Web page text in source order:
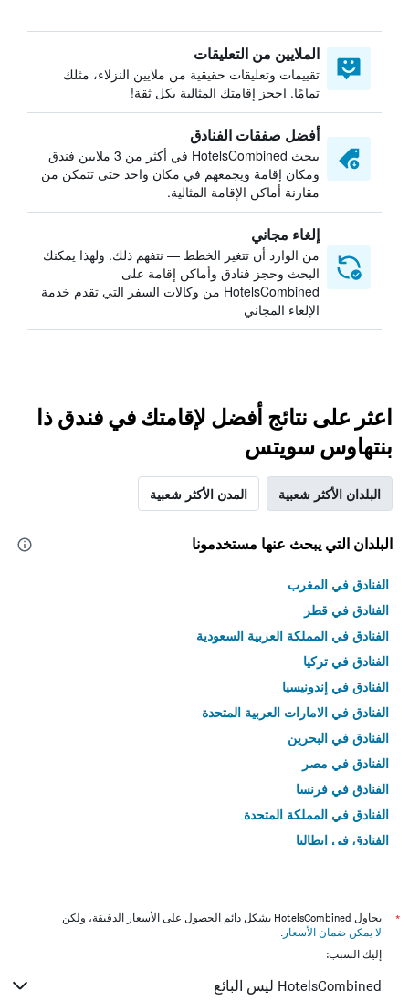
الملايين من التعليقات
تقييمات وتعليقات حقيقية من ملايين النزلاء، مثلك
تمامًا. احجز إقامتك المثالية بكل ثقة!
أفضل صفقات الفنادق
يبحث HotelsCombined في أكثر من 3 ملايين فندق
ومكان إقامة ويجمعهم في مكان واحد حتى تتمكن من
مقارنة أماكن الإقامة المثالية.
إلغاء مجاني
من الوارد أن تتغير الخطط — نتفهم ذلك. ولهذا يمكنك
البحث وحجز فنادق وأماكن إقامة على
HotelsCombined من وكالات السفر التي تقدم خدمة
الإلغاء المجاني
اعثر على نتائج أفضل لإقامتك في فندق ذا
بنتهاوس سويتس
البلدان الأكثر شعبية المدن الأكثر شعبية
البلدان التي يبحث عنها مستخدمونا
الفنادق في المغرب
الفنادق في قطر
الفنادق في المملكة العربية السعودية
الفنادق في تركيا
الفنادق في إندونيسيا
الفنادق في الامارات العربية المتحدة
الفنادق في البحرين
الفنادق في مصر
الفنادق في فرنسا
الفنادق في المملكة المتحدة
الفنادق في إيطاليا
*
يحاول HotelsCombined بشكل دائم الحصول على الأسعار الدقيقة، ولكن
لا يمكن ضمان الأسعار .
إليك السبب:
HotelsCombined ليس البائع